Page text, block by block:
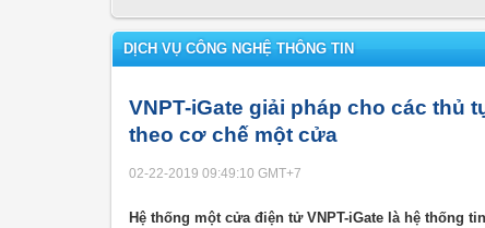
DỊCH VỤ CÔNG NGHỆ THÔNG TIN
VNPT-iGate giải pháp cho các thủ
theo cơ chế một cửa
02-22-2019 09:49:10 GMT+7
Hệ thống một cửa điện tử VNPT-iGate là hệ thống